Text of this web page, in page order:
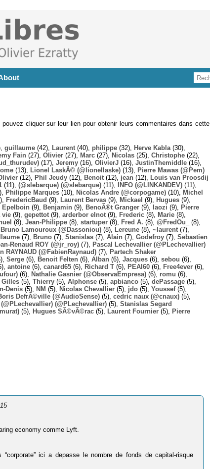
cliquer sur leur lien pour obtenir leurs commentaires dans cette
guillaume (42), Laurent (40), philippe (32), Herve Kabla (30),
Fain (27), Olivier (27), Marc (27), Nicolas (25), Christophe (22),
(17), Jeremy (16), OlivierJ (16), JustinThemiddle (16),
(13), Lionel LaskÃ© (@lionellaske) (13),
Pierre Mawas (@Pem)
(12), Phil Jeudy (12), Benoit (12), jean (12),
Louis van Proosdij
(11), (@slebarque) (@slebarque) (11), INFO (@LINKANDEV) (11),
Philippe Marques (10), Nicolas Andre (@corpogame) (10),
Michel
FredericBaud (9), Laurent Bervas (9), Mickael (9), Hugues (9),
Epelboin (9), Benjamin (9), BenoÃ®t Granger (9), laozi (9),
Pierre
vie (9), gepettot (9), arderbor elnot (9), Frederic (8), Marie (8),
(8), Jean-Philippe (8), startuper (8), Fred A. (8), @FredOu_
(8),
Bruno Lamouroux (@Dassoniou) (8), Lereune (8), ~laurent (7),
(7), Bruno (7), Stanislas (7), Alain (7), Godefroy (7), Sebastien
Renaud ROY (@jr_roy) (7),
Pascal Lechevallier (@PLechevallier)
RAYNAUD (@FabienRaynaud) (7),
Partech Shaker
Serge (6), Benoit Felten (6), Alban (6), Jacques (6), sebou (6),
antoine (6), canard65 (6), Richard T (6), PEAI60 (6), Free4ever (6),
(6), Nathalie Gasnier (@ObservaEmpresa) (6), romu (6),
Gilles (5), Thierry (5), Alphonse (5), apbianco (5), dePassage (5),
Denis (5), NM (5), Nicolas Chevallier (5), jdo (5), Youssef(5),
DefrÃ©ville (@AudioSense) (5), cedric naux (@cnaux) (5),
(@PLechevallier) (@PLechevallier) (5), Stanislas Segard
(5), Hugues SÃ©vÃ©rac (5), Laurent Fournier (5),
Pierre
economy comme Lyft.
ici a depasse le nombre de fonds de capital-risque